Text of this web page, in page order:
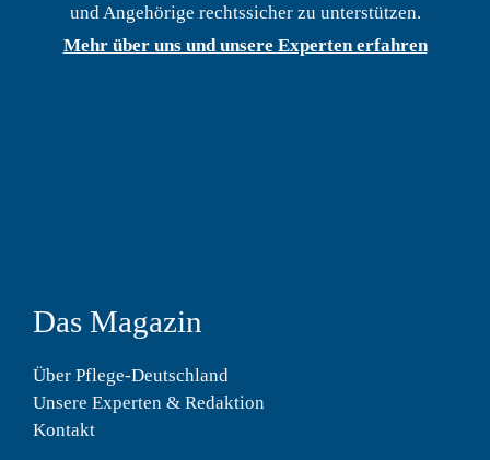
und Angehörige rechtssicher zu unterstützen.
Mehr über uns und unsere Experten erfahren
Das Magazin
Über Pflege-Deutschland
Unsere Experten & Redaktion
Kontakt